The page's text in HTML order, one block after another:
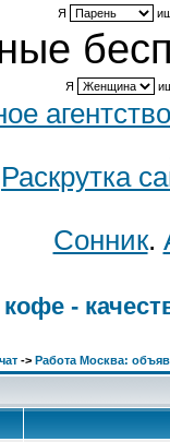
Я
Я
Раскрутка
Сонник.
-
-> Работа Москва: